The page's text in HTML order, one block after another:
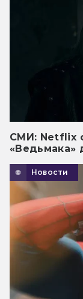
СМИ: Netflix
«Ведьмака»
Новости